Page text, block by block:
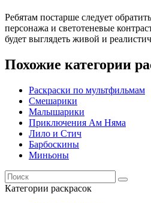
Ребятам постарше следует
персонажа и светотеневые
будет выглядеть живой и
Похожие категории
Раскраски по мультфильмам
Смешарики
Малышарики
Приключения Ам Няма
Лило и Стич
Барбоскины
Миньоны
Категории раскрасок